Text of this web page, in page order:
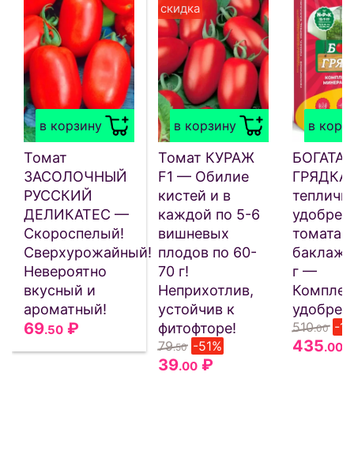
в корзину
Томат
ЗАСОЛОЧНЫЙ
РУССКИЙ
ДЕЛИКАТЕС —
Скороспелый!
Сверхурожайный!
Невероятно
вкусный и
ароматный!
69.50 ₽
в корзину
скидка
Томат КУРАЖ
F1 — Обилие
кистей и в
каждой по 5-6
вишневых
плодов по 60-
70 г!
Неприхотлив,
устойчив к
фитофторе!
79.50 -51%
39.00 ₽
в
БОГАТАЯ
ГРЯДКА
томата,
г —
510.00 -
435.00